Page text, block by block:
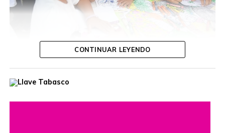
Durante la jornada, la funcionaria escuchó las inquietudes
de las y los ciudadanos, ofreció orientación personalizada
CONTINUAR LEYENDO